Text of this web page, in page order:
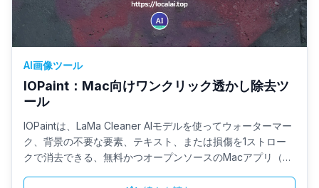
AI画像ツール
IOPaint：Mac向けワンクリック透かし除去ツ
ール
IOPaintは、LaMa Cleaner AIモデルを使ってウォーターマー
ク、背景の不要な要素、テキスト、または損傷を1ストロー
クで消去できる、無料かつオープンソースのMacアプリ（M